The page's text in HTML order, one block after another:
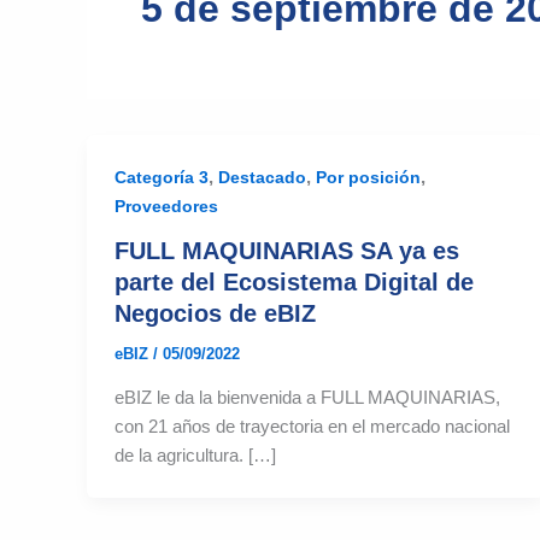
Categoría 3, Destacado, Por posición,
Proveedores
FULL MAQUINARIAS SA ya es
parte del Ecosistema Digital de
Negocios de eBIZ
eBIZ / 05/09/2022
eBIZ le da la bienvenida a FULL MAQUINARIAS,
con 21 años de trayectoria en el mercado nacional
de la agricultura. […]